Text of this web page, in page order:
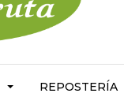
REPOSTERÍA